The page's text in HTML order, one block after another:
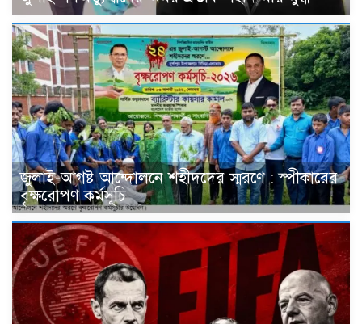
জুলাই-আগষ্ট আন্দোলনে শহীদদের স্মরণে : স্পীকারের
বৃক্ষরোপণ কর্মসূচি